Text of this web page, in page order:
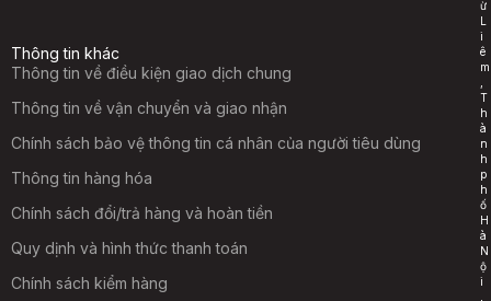
Thông tin khác
Thông tin về điều kiện giao dịch chung
Thông tin về vận chuyển và giao nhận
Chính sách bảo vệ thông tin cá nhân của người tiêu dùng
Thông tin hàng hóa
Chính sách đổi/trả hàng và hoàn tiền
Quy dịnh và hình thức thanh toán
Chính sách kiểm hàng
ừ
L
i
ê
m
T
h
à
n
h
p
h
ố
H
à
N
ộ
i